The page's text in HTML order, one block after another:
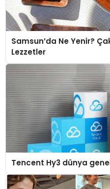
Samsun’da Ne Yenir?
Lezzetler
Tencent Hy3 dünya